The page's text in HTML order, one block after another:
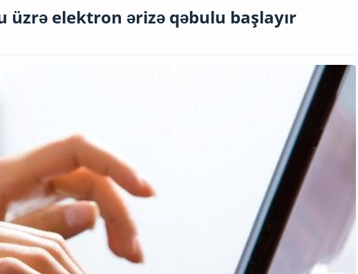
üzrə elektron ərizə qəbulu başlayır